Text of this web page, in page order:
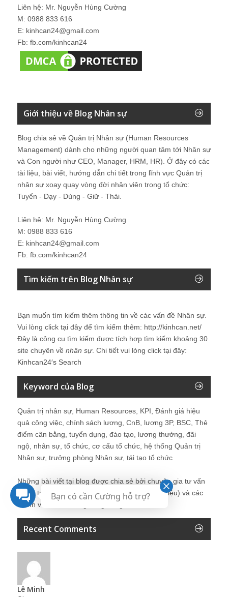
Liên hệ: Mr. Nguyễn Hùng Cường
M: 0988 833 616
E: kinhcan24@gmail.com
Fb: fb.com/kinhcan24
Giới thiệu về Blog Nhân sự
Blog chia sẻ về Quản trị Nhân sự (Human Resources
Management) dành cho những người quan tâm tới Nhân sự
và Con người như CEO, Manager, HRM, HR). Ở đây có các
tài liệu, bài viết, hướng dẫn chi tiết trong lĩnh vực Quản trị
nhân sự xoay quay vòng đời nhân viên trong tổ chức:
Tuyển - Dạy - Dùng - Giữ - Thải.
Liên hệ: Mr. Nguyễn Hùng Cường
M: 0988 833 616
E: kinhcan24@gmail.com
Fb: fb.com/kinhcan24
Tìm kiếm trên Blog Nhân sự
Bạn muốn tìm kiếm thêm thông tin về các vấn đề Nhân sự
Vui lòng click tại đây để tìm kiếm thêm: http://kinhcan.net/
Đây là công cụ tìm kiếm được tích hợp tìm kiếm khoảng 30
site chuyên về nhân sự. Chi tiết vui lòng click tại đây:
Kinhcan24′s Search
Keyword của Blog
Quản trị nhân sự, Human Resources, KPI, Đánh giá hiệu
quả công việc, chính sách lương, CnB, lương 3P, BSC, Thẻ
điểm cân bằng, tuyển dụng, đào tạo, lương thưởng, đãi
ngộ, nhân sự, tổ chức, cơ cấu tổ chức, hệ thống Quản trị
Nhân sự, trưởng phòng Nhân sự, tái tạo tổ chức
Những bài viết tại blog được chia sẻ bởi chuyên gia tư vấn
Quản trị Nhân sự Nguyễn Hùng Cường (giới thiệu) và các
thành viên khác trong cộng đồng Nhân sự.
Recent Comments
Lê Minh
Bạn có cần Cường hỗ trợ?